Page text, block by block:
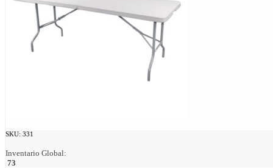
SKU: 331
Inventario Global:
73